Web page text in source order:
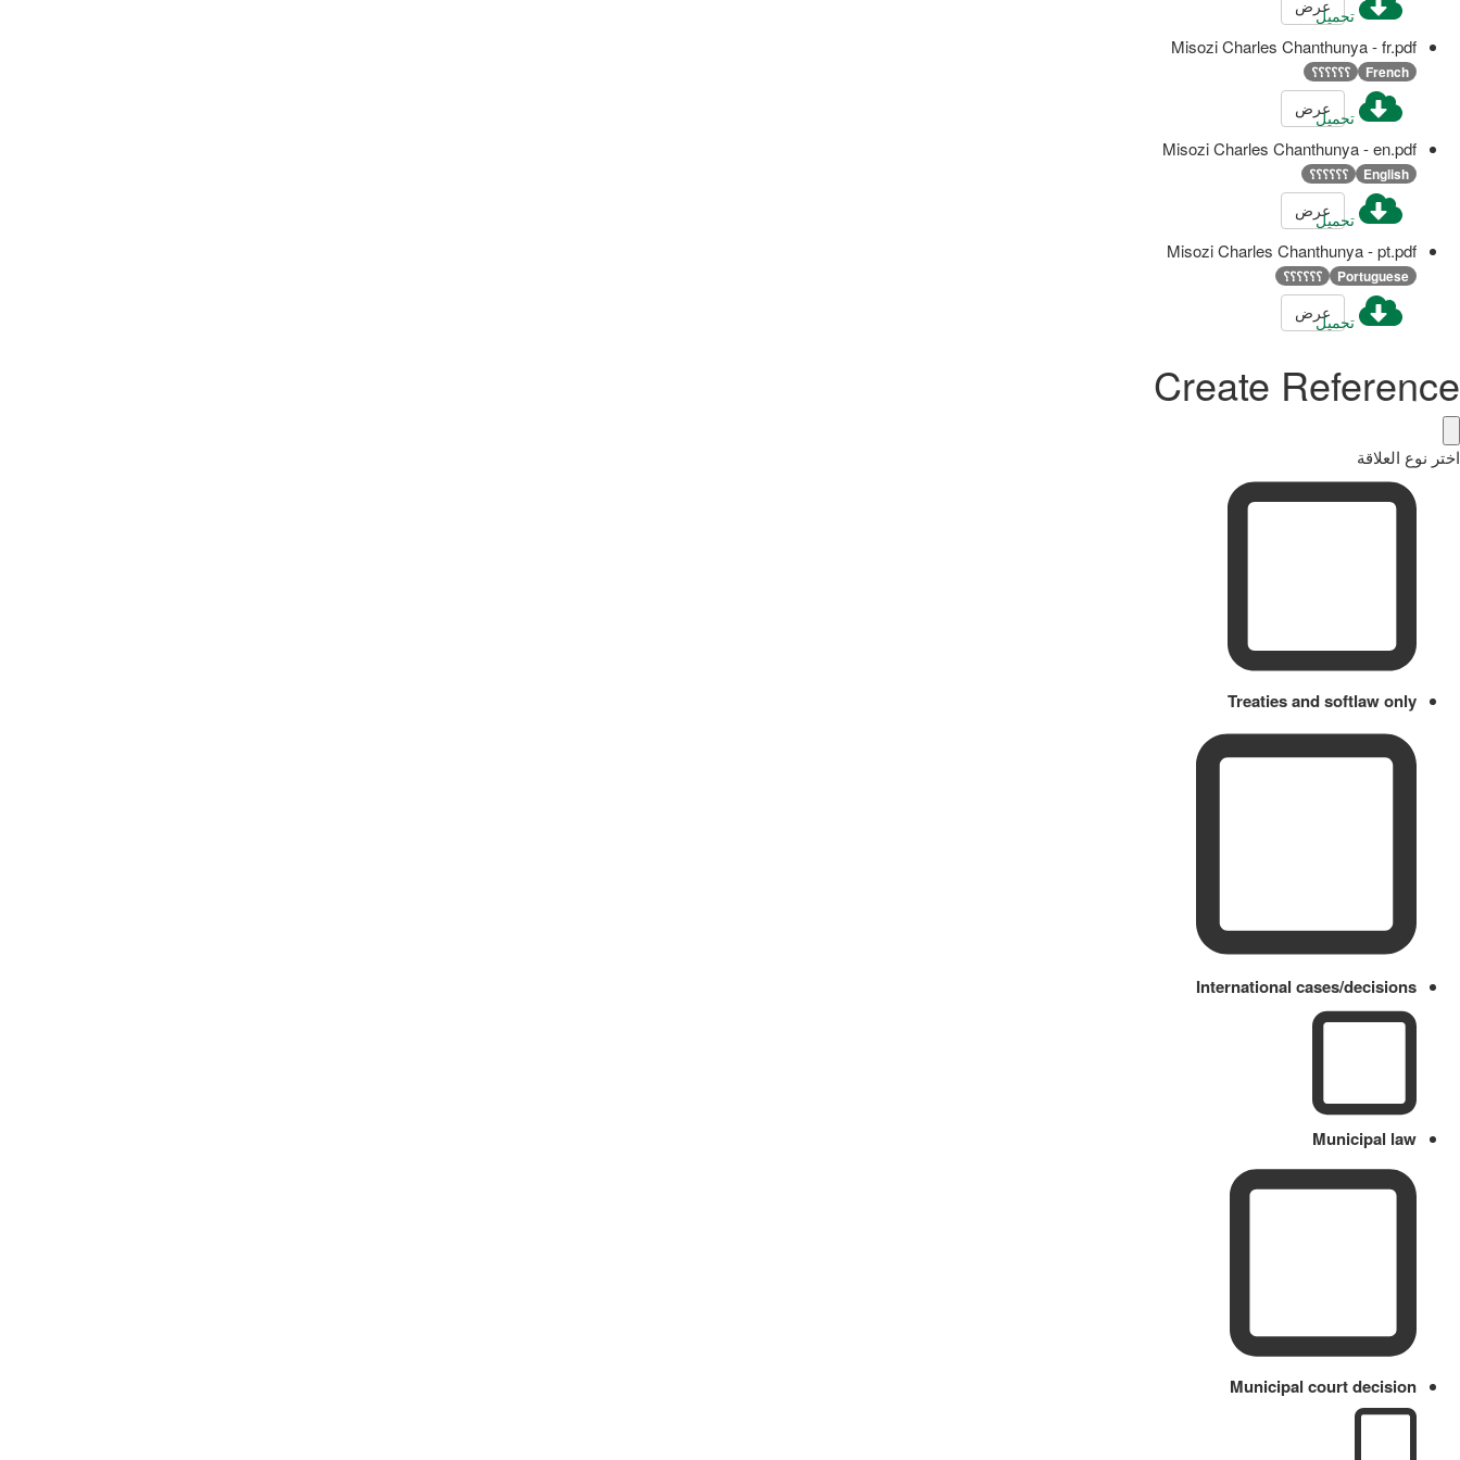
تحميلعرض
Misozi Charles Chanthunya - fr.pdf
French ؟؟؟؟؟؟
تحميلعرض
Misozi Charles Chanthunya - en.pdf
English ؟؟؟؟؟؟
تحميلعرض
Misozi Charles Chanthunya - pt.pdf
Portuguese ؟؟؟؟؟؟
تحميلعرض
Create Reference
اختر نوع العلاقة
Treaties and softlaw only
International cases/decisions
Municipal law
Municipal court decision